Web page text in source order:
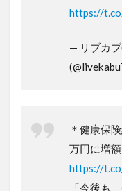
https://
— リブカ
＊健康保
万円に増
https://
「今後も